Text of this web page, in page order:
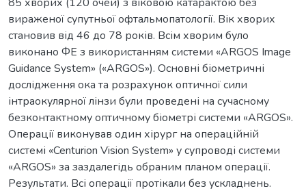
вираженої супутньої офтальмопатології. Вік хворих
становив від 46 до 78 років. Всім хворим було
виконано ФЕ з використанням системи «ARGOS Image
Guidance System» («ARGOS»). Основні біометричні
дослідження ока та розрахунок оптичної сили
інтраокулярної лінзи були проведені на сучасному
безконтактному оптичному біометрі системи «ARGOS».
Операції виконував один хірург на операційній
системі «Centurion Vision System» у супроводі системи
«ARGOS» за заздалегідь обраним планом операції.
Результати. Всі операції протікали без ускладнень.